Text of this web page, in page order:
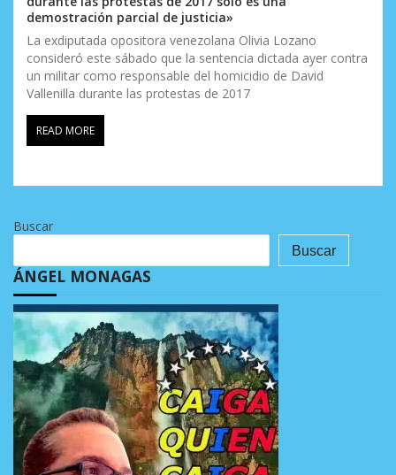
demostración parcial de justicia»
La exdiputada opositora venezolana Olivia Lozano
consideró este sábado que la sentencia dictada ayer contra
un militar como responsable del homicidio de David
Vallenilla durante las protestas de 2017
READ MORE
Buscar
Buscar
ÁNGEL MONAGAS